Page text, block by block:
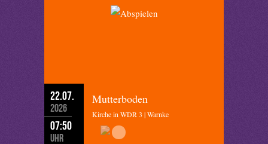
22.07.
2026
07:50
Uhr
Mutterboden
Kirche in WDR 3 | Warnke